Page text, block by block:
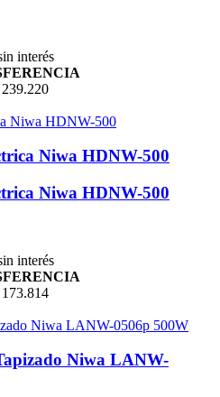
interés
Niwa HDNW-500
Niwa HDNW-500
interés
Niwa LANW-